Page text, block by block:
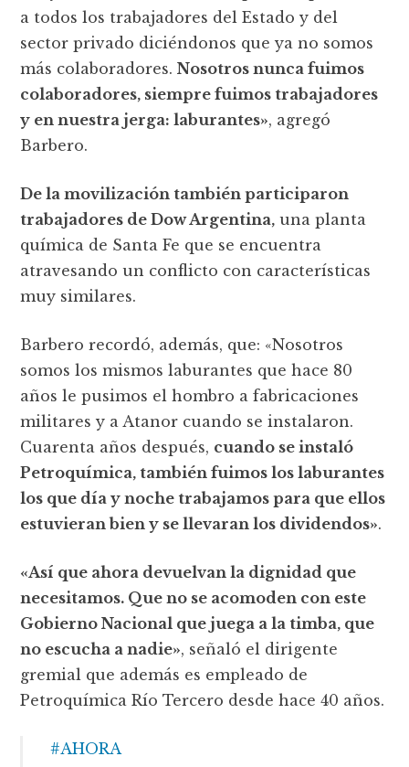
a todos los trabajadores del Estado y del
sector privado diciéndonos que ya no somos
más colaboradores.Nosotros nunca fuimos
colaboradores, siempre fuimos trabajadores
y en nuestra jerga: laburantes», agregó
Barbero.
De la movilización también participaron
trabajadores de Dow Argentina, una planta
química de Santa Fe que se encuentra
atravesando un conflicto con características
muy similares.
Barbero recordó, además, que: «Nosotros
somos los mismos laburantes que hace 80
años le pusimos el hombro a fabricaciones
militares y a Atanor cuando se instalaron.
Cuarenta años después, cuando se instaló
Petroquímica, también fuimos los laburantes
los que día y noche trabajamos para que ellos
estuvieran bien y se llevaran los dividendos».
«Así que ahora devuelvan la dignidad que
necesitamos. Que no se acomoden con este
Gobierno Nacional que juega a la timba, que
no escucha a nadie», señaló el dirigente
gremial que además es empleado de
Petroquímica Río Tercero desde hace 40 años.
#AHORA